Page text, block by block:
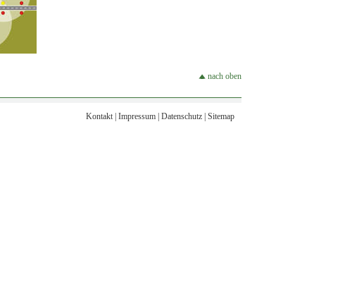
nach oben
Kontakt| Impressum| Datenschutz| Sitemap